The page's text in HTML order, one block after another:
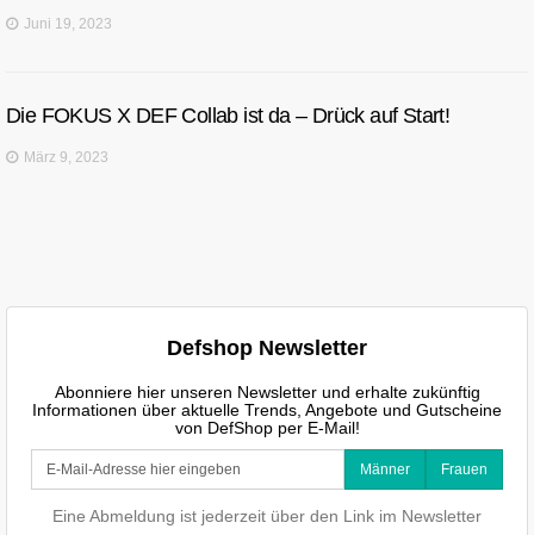
Juni 19, 2023
Die FOKUS X DEF Collab ist da – Drück auf Start!
März 9, 2023
Defshop Newsletter
Abonniere hier unseren Newsletter und erhalte zukünftig
Informationen über aktuelle Trends, Angebote und Gutscheine
von DefShop per E-Mail!
Männer Frauen
Eine Abmeldung ist jederzeit über den Link im Newsletter